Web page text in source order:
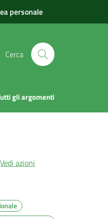
personale
Cerca
gli argomenti
Vedi azioni